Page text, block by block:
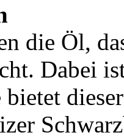
die Öl,
Dabei